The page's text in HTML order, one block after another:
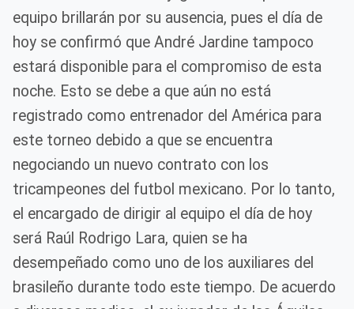
equipo brillarán por su ausencia, pues el día de
hoy se confirmó que André Jardine tampoco
estará disponible para el compromiso de esta
noche. Esto se debe a que aún no está
registrado como entrenador del América para
este torneo debido a que se encuentra
negociando un nuevo contrato con los
tricampeones del futbol mexicano. Por lo tanto,
el encargado de dirigir al equipo el día de hoy
será Raúl Rodrigo Lara, quien se ha
desempeñado como uno de los auxiliares del
brasileño durante todo este tiempo. De acuerdo